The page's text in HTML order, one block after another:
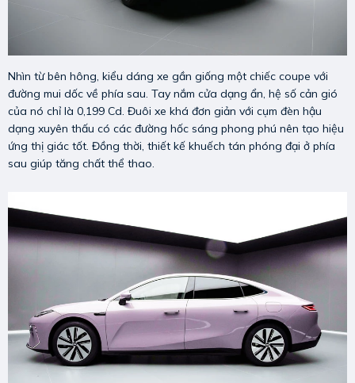
Nhìn từ bên hông, kiểu dáng xe gần giống một chiếc coupe với
đường mui dốc về phía sau. Tay nắm cửa dạng ẩn, hệ số cản gió
của nó chỉ là 0,199 Cd. Đuôi xe khá đơn giản với cụm đèn hậu
dạng xuyên thấu có các đường hốc sáng phong phú nên tạo hiệu
ứng thị giác tốt. Đồng thời, thiết kế khuếch tán phóng đại ở phía
sau giúp tăng chất thể thao.